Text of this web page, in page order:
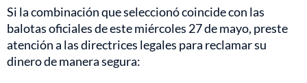
Si la combinación que seleccionó coincide con las
balotas oficiales de este miércoles 27 de mayo, preste
atención a las directrices legales para reclamar su
dinero de manera segura: